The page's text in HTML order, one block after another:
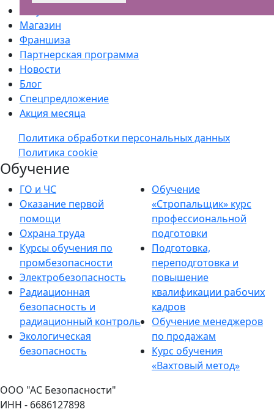
Магазин
Франшиза
Партнерская программа
Новости
Блог
Спецпредложение
Акция месяца
Политика обработки персональных данных
Политика cookie
Обучение
ГО и ЧС
Оказание первой
помощи
Охрана труда
Курсы обучения по
промбезопасности
Электробезопасность
Радиационная
безопасность и
радиационный контроль
Экологическая
безопасность
Обучение
«Стропальщик» курс
профессиональной
подготовки
Подготовка,
переподготовка и
повышение
квалификации рабочих
кадров
Обучение менеджеров
по продажам
Курс обучения
«Вахтовый метод»
ООО "АС Безопасности"
ИНН - 6686127898